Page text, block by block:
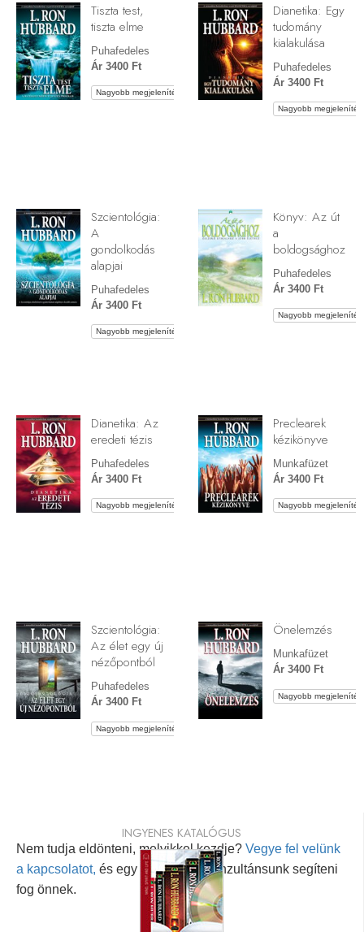
Tiszta test,
tiszta elme
Puhafedeles
Ár 3400 Ft
Nagyobb megjelenítés
Dianetika: Egy
tudomány
kialakulása
Puhafedeles
Ár 3400 Ft
Nagyobb megjelenítés
Szcientológia:
A
gondolkodás
alapjai
Puhafedeles
Ár 3400 Ft
Nagyobb megjelenítés
Könyv: Az út
a
boldogsághoz
Puhafedeles
Ár 3400 Ft
Nagyobb megjelenítés
Dianetika: Az
eredeti tézis
Puhafedeles
Ár 3400 Ft
Nagyobb megjelenítés
Preclearek
kézikönyve
Munkafüzet
Ár 3400 Ft
Nagyobb megjelenítés
Szcientológia:
Az élet egy új
nézőpontból
Puhafedeles
Ár 3400 Ft
Nagyobb megjelenítés
Önelemzés
Munkafüzet
Ár 3400 Ft
Nagyobb megjelenítés
Nem tudja eldönteni, melyikkel kezdje? Vegye fel velünk
a kapcsolatot, és egy személyes konzultánsunk segíteni
fog önnek.
INGYENES KATALÓGUS